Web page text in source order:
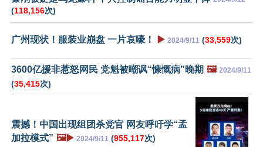
(118,156次)
广州现状！服装业崩盘 一片哀嚎！ ▶️ 2024/9/11 (33,559次)
3600亿援非惹怒网民 党魁被嘲讽“慷慨病”晚期 🖼️ 2024/9/11
(35,415次)
震撼！中国出现组团杀党官 网友呼吁学“孟
加拉模式” 🖼️▶️ 2024/9/11 (955,117次)